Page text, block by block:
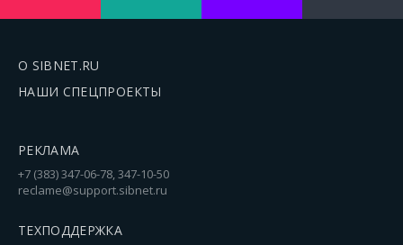
О SIBNET.RU
НАШИ СПЕЦПРОЕКТЫ
РЕКЛАМА
+7 (383) 347-06-78, 347-10-50
reclame@support.sibnet.ru
ТЕХПОДДЕРЖКА